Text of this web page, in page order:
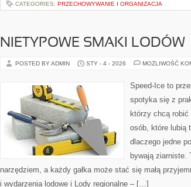
CATEGORIES: PRZECHOWYWANIE I ORGANIZACJA
NIETYPOWE SMAKI LODÓW
POSTED BY ADMIN STY - 4 - 2026 MOŻLIWOŚĆ
Speed-Ice to
spotyka się z
którzy chcą
osób, które lubią
dlaczego jedne
bywają ziarniste.
narzędziem, a każdy gałka może stać się małą
i wydarzenia lodowe i Lody regionalne – […]